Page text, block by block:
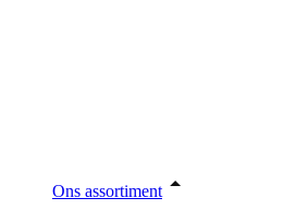
Ons assortiment